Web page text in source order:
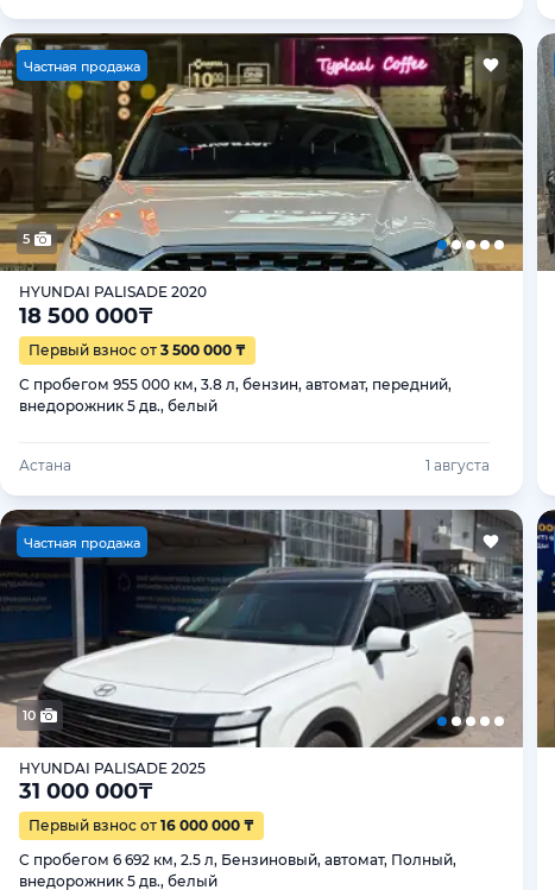
Частная продажа
5
HYUNDAI PALISADE 2020
18 500 000₸
Первый взнос от 3 500 000 ₸
С пробегом 955 000 км, 3.8 л, бензин, автомат, передний,
внедорожник 5 дв., белый
Астана 1 августа
Частная продажа
10
HYUNDAI PALISADE 2025
31 000 000₸
Первый взнос от 16 000 000 ₸
С пробегом 6 692 км, 2.5 л, Бензиновый, автомат, Полный,
внедорожник 5 дв., белый